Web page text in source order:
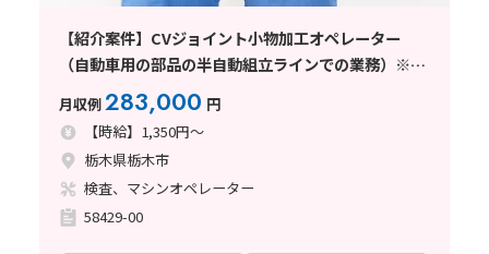
【紹介案件】CVジョイント小物加工オペレーター
（自動車用の部品の半自動組立ラインでの業務）※時
月収例283,000 円
【時給】1,350円～
栃木県栃木市
検査、マシンオペレーター
58429-00